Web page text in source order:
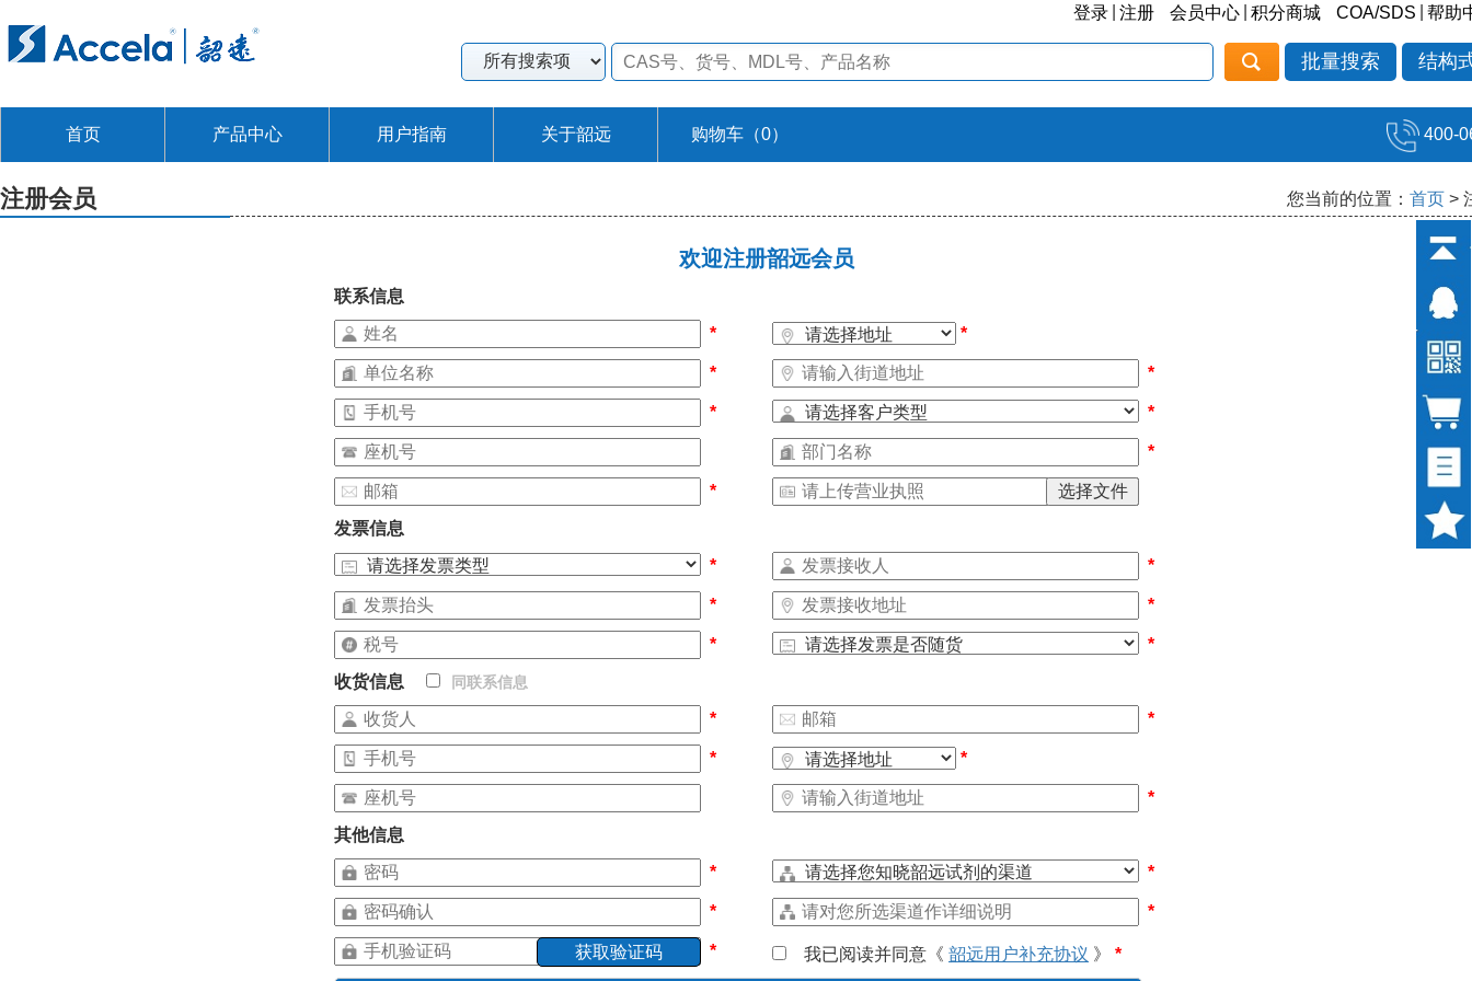
登录 注册 会员中心 积分商城 COA/SDS 帮助
批量搜索 结构
首页 产品中心 用户指南 关于韶远 购物车（0） 400-
注册会员 您当前的位置： 首页 >
欢迎注册韶远会员
联系信息
*
*
* *
* *
*
*
发票信息
*
*
* *
*
*
收货信息
同联系信息
* *
* *
*
其他信息
*
*
* *
* 我已阅读并同意《 韶远用户补充协议 》 *